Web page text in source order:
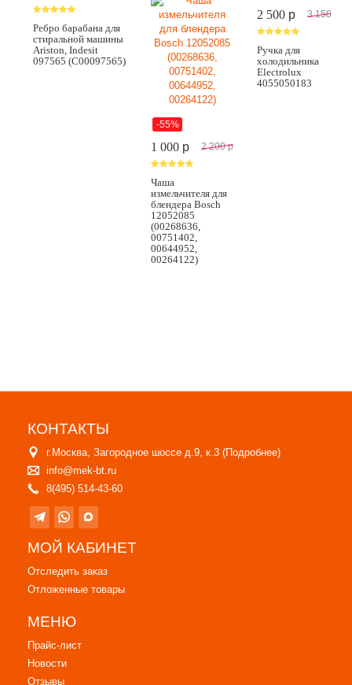
Ребро барабана для
стиральной машины
Ariston, Indesit
097565 (C00097565)
-55%
1 000 p 2 200 p
Чаша
измельчителя для
блендера Bosch
12052085
(00268636,
00751402,
00644952,
00264122)
2 500 p 3 150
Ручка для
холодильника
Electrolux
4055050183
КОНТАКТЫ
г.Москва, Загородное шоссе д.9, к.3 (Подробнее)
info@mek-bt.ru
8(495) 514-43-60
МОЙ КАБИНЕТ
Отследить заказ
Отложенные товары
МЕНЮ
Прайс-лист
Новости
Отзывы